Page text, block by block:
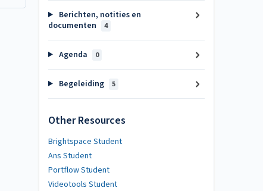
Berichten, notities en
documenten
4
Agenda 0
Begeleiding 5
Other Resources
Brightspace Student
Ans Student
Portflow Student
Videotools Student